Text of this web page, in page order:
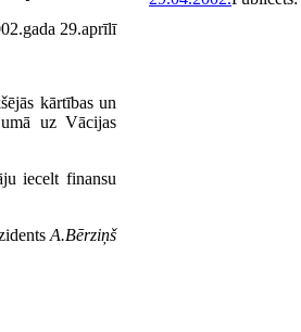
29.aprīlī
kārtības un
uz Vācijas
iecelt finansu
A.Bērziņš